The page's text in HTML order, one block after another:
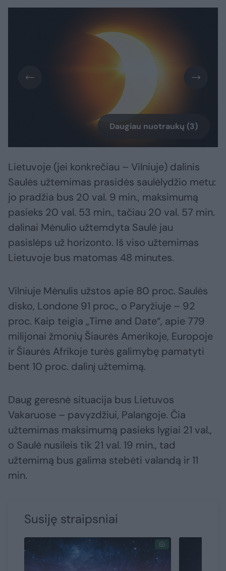
Daugiau nuotraukų (3)
Lietuvoje (jei konkrečiau – Vilniuje) dalinis
Saulės užtemimas prasidės saulėlydžio metu:
jo pradžia bus 20 val. 9 min., maksimumą
pasieks 20 val. 53 min., tačiau 20 val. 57 min.
dalinai Mėnulio užtemdyta Saulė jau
pasislėps už horizonto. Iš viso užtemimas
Lietuvoje bus matomas 48 minutes.
Vilniuje Mėnulis užstos apie 80 proc. Saulės
disko, Londone 91 proc., o Paryžiuje – 92
proc. Kaip teigia „Time and Date“, apie 779
milijonai žmonių Šiaurės Amerikoje, Europoje
ir Šiaurės Afrikoje turės galimybę pamatyti
bent 10 proc. dalinį užtemimą.
Daug geresnė situacija bus Lietuvos
Vakaruose – pavyzdžiui, Palangoje. Čia
užtemimas maksimumą pasieks lygiai 21 val.,
o Saulė nusileis tik 21 val. 19 min., tad
užtemimą bus galima stebėti valandą ir 11
min.
Susiję straipsniai